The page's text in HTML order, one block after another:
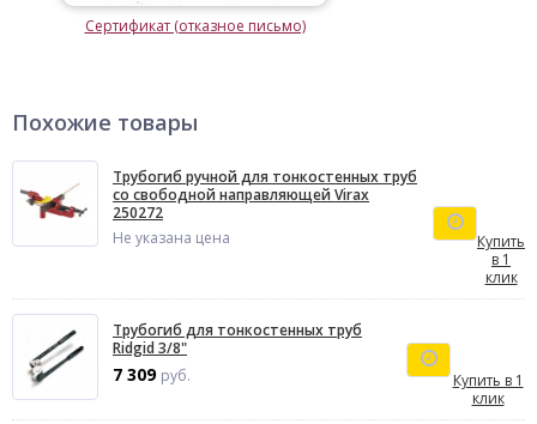
Сертификат (отказное письмо)
Похожие товары
Трубогиб ручной для тонкостенных труб
со свободной направляющей Virax
250272
Не указана цена
Купить
в 1
клик
Трубогиб для тонкостенных труб
Ridgid 3/8"
7 309 руб.
Купить в 1
клик